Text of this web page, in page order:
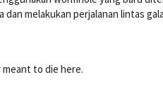
dan melakukan perjalanan lintas
to die here.